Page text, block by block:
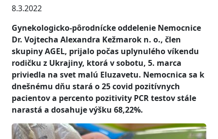
8.3.2022
Gynekologicko-pôrodnícke oddelenie Nemocnice
Dr. Vojtecha Alexandra Kežmarok n. o., člen
skupiny AGEL, prijalo počas uplynulého víkendu
rodičku z Ukrajiny, ktorá v sobotu, 5. marca
priviedla na svet malú Eluzavetu. Nemocnica sa k
dnešnému dňu stará o 25 covid pozitívnych
pacientov a percento pozitivity PCR testov stále
narastá a dosahuje výšku 68,22%.